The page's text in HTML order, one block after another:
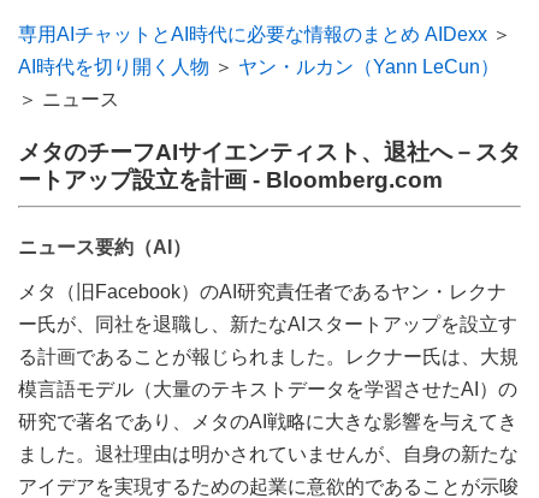
専用AIチャットとAI時代に必要な情報のまとめ AIDexx ＞
AI時代を切り開く人物 ＞ ヤン・ルカン（Yann LeCun）
＞ ニュース
メタのチーフAIサイエンティスト、退社へ－スタ
ートアップ設立を計画 - Bloomberg.com
ニュース要約（AI）
メタ（旧Facebook）のAI研究責任者であるヤン・レクナ
ー氏が、同社を退職し、新たなAIスタートアップを設立す
る計画であることが報じられました。レクナー氏は、大規
模言語モデル（大量のテキストデータを学習させたAI）の
研究で著名であり、メタのAI戦略に大きな影響を与えてき
ました。退社理由は明かされていませんが、自身の新たな
アイデアを実現するための起業に意欲的であることが示唆